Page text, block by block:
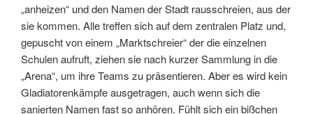
„anheizen“ und den Namen der Stadt rausschreien, aus der
sie kommen. Alle treffen sich auf dem zentralen Platz und,
gepuscht von einem „Marktschreier“ der die einzelnen
Schulen aufruft, ziehen sie nach kurzer Sammlung in die
„Arena“, um ihre Teams zu präsentieren. Aber es wird kein
Gladiatorenkämpfe ausgetragen, auch wenn sich die
sanierten Namen fast so anhören. Fühlt sich ein bißchen